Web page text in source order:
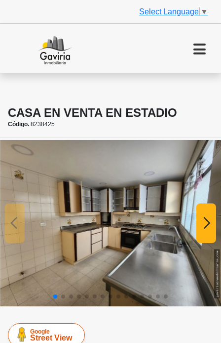
Select Language ▼
CASA EN VENTA EN ESTADIO
Código. 8238425
Google
Street View